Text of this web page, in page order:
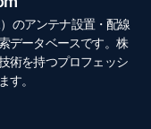
のアンテナ設置・配線
データベースです。株
術を持つプロフェッシ
す。